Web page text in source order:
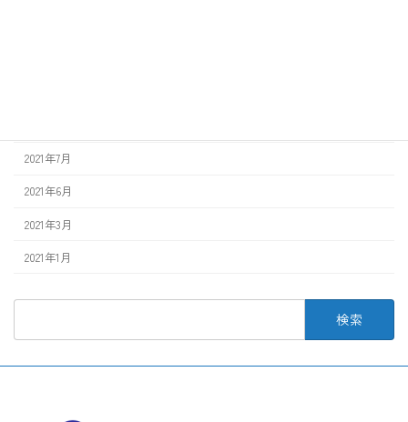
2021年7月
2021年6月
2021年3月
2021年1月